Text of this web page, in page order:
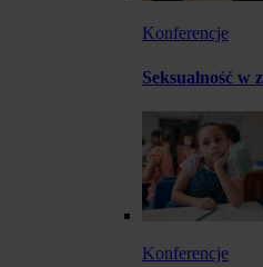
Konferencje
Seksualność w
Konferencje